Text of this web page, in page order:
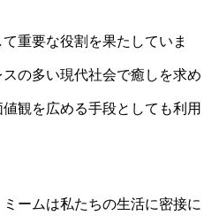
重要な役割を果たしていま
の多い現代社会で癒しを求め
観を広める手段としても利用
ームは私たちの生活に密接に